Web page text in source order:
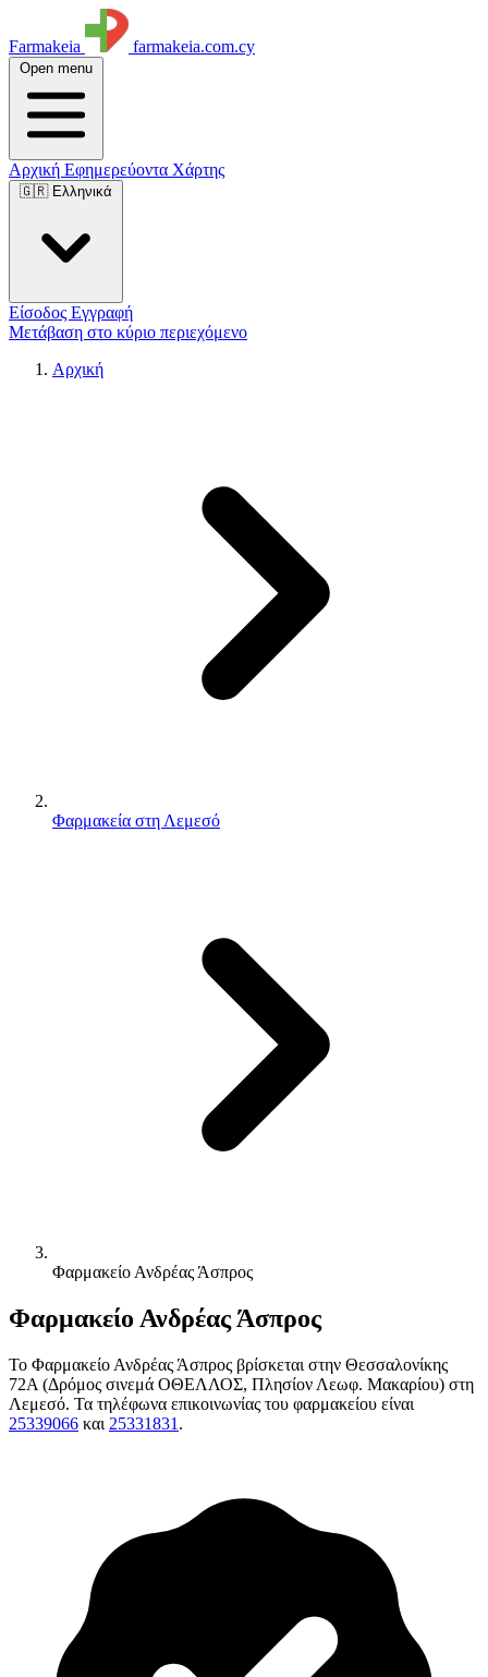
Farmakeia farmakeia.com.cy
Open menu
Αρχική Εφημερεύοντα Χάρτης
🇬🇷 Ελληνικά
Είσοδος Εγγραφή
Μετάβαση στο κύριο περιεχόμενο
Αρχική
Φαρμακεία στη Λεμεσό
Φαρμακείο Ανδρέας Άσπρος
Φαρμακείο Ανδρέας Άσπρος
Το Φαρμακείο Ανδρέας Άσπρος βρίσκεται στην Θεσσαλονίκης
72Α (Δρόμος σινεμά ΟΘΕΛΛΟΣ, Πλησίον Λεωφ. Μακαρίου) στη
Λεμεσό. Τα τηλέφωνα επικοινωνίας του φαρμακείου είναι
25339066 και 25331831 .